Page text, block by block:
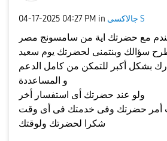
‎04-17-2025 04:27 PM in جالاكسى S
فندم مع حضرتك اية من سامسونج مصر
سؤالك وبنتمنى لحضرتك يوم سعيد
بشكل أكبر للتمكن من كامل الدعم
و المساعددة
ولو عند حضرتك أى استفسار أخر
أمر حضرتك وفى خدمتك فى أى وقت
شكرا لحضرتك ولوقتك